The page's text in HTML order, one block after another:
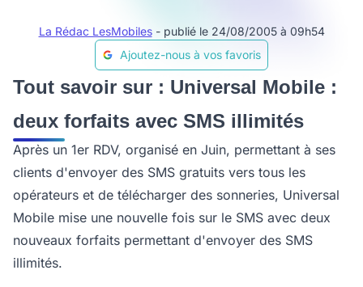
La Rédac LesMobiles - publié le 24/08/2005 à 09h54
Ajoutez-nous à vos favoris
Tout savoir sur : Universal Mobile :
deux forfaits avec SMS illimités
Après un 1er RDV, organisé en Juin, permettant à ses
clients d'envoyer des SMS gratuits vers tous les
opérateurs et de télécharger des sonneries, Universal
Mobile mise une nouvelle fois sur le SMS avec deux
nouveaux forfaits permettant d'envoyer des SMS
illimités.